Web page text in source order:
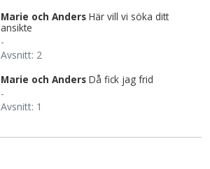
Marie och Anders Här vill vi söka ditt
ansikte
-
Avsnitt: 2
Marie och Anders Då fick jag frid
-
Avsnitt: 1